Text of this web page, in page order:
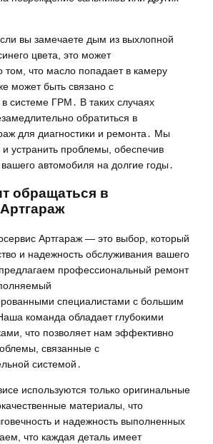
вы замечаете дым из выхлопной
цвета, это может
том, что масло попадает в камеру
может быть связано с
системе ГРМ․ В таких случаях
обратиться в
для диагностики и ремонта․ Мы
устранить проблемы, обеспечив
автомобиля на долгие годы․
обращаться в
Артгараж — это выбор, который
и надежность обслуживания вашего
профессиональный ремонт
специалистами с большим
команда обладает глубокими
что позволяет нам эффективно
связанные с
системой․
используются только оригинальные
материалы, что
и надежность выполненных
что каждая деталь имеет